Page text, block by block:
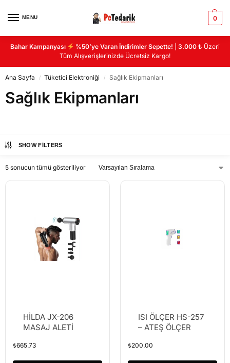
MENU 0
Bahar Kampanyası %50’ye Varan İndirimler Sepette! |3.000 ₺ Üzeri
Tüm Alışverişlerinizde Ücretsiz Kargo!
Ana Sayfa / Tüketici Elektroniği / Sağlık Ekipmanları
Sağlık Ekipmanları
SHOW FILTERS
5 sonucun tümü gösteriliyor
HİLDA JX-206
MASAJ ALETİ
₺665.73
ISI ÖLÇER HS-257
– ATEŞ ÖLÇER
₺200.00